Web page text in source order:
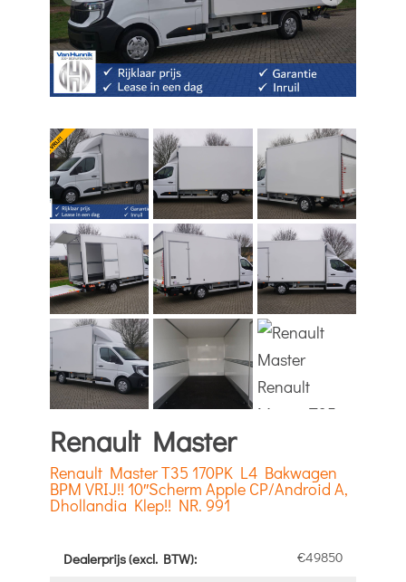
Renault Master
Renault Master T35 170PK L4 Bakwagen
BPM VRIJ!! 10″Scherm Apple CP/Android A,
Dhollandia Klep!! NR. 991
Dealerprijs (excl. BTW): €49850